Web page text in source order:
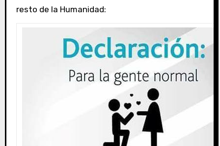
resto de la Humanidad: